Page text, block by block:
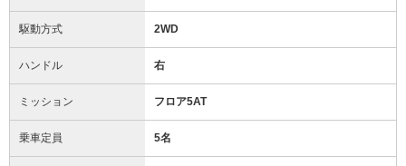
駆動方式 2WD
ハンドル 右
ミッション フロア5AT
乗車定員 5名